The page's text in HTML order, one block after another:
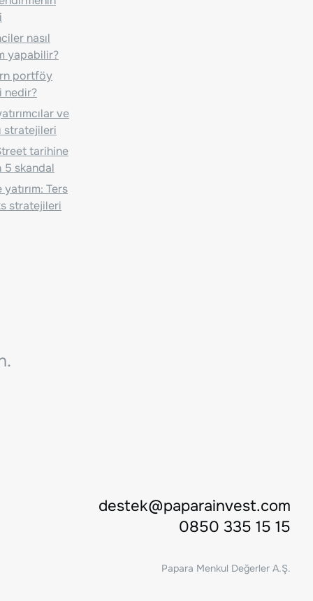
nasıl
yapabilir?
portföy
nedir?
ve
stratejileri
tarihine
5 skandal
Ters
stratejileri
destek@paparainvest.com
0850 335 15 15
Papara Menkul Değerler A.Ş.